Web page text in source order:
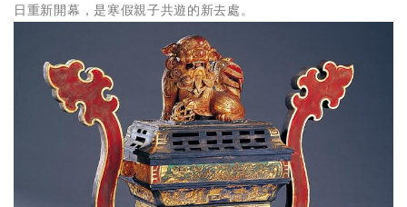
日重新開幕，是寒假親子共遊的新去處。